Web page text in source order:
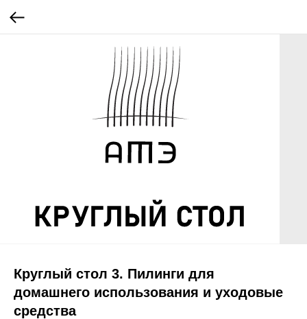
Круглый стол 3. Пилинги для
домашнего использования и уходовые
средства